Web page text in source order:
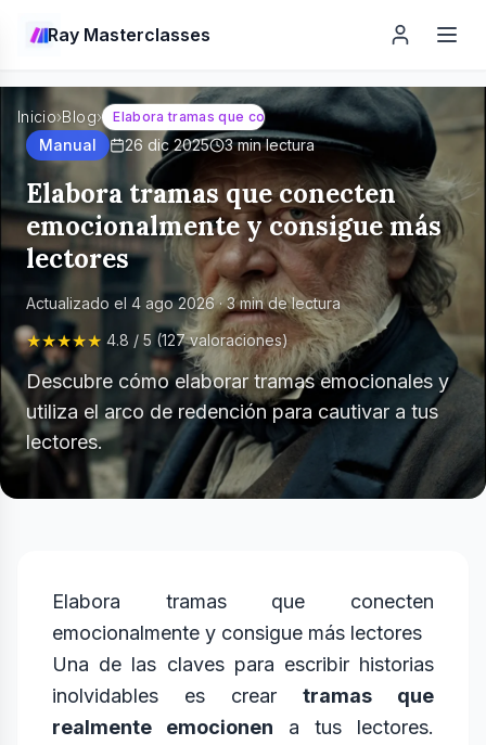
Ray Masterclasses
Inicio›Blog› Elabora tramas que conecten emocionalmente y
Manual 26 dic 2025 3min lectura
Elabora tramas que conecten
emocionalmente y consigue más
lectores
Actualizado el 4 ago 2026·3min de lectura
★★★★★ 4.8 / 5 (127 valoraciones)
Descubre cómo elaborar tramas emocionales y
utiliza el arco de redención para cautivar a tus
lectores.
Elabora tramas que conecten
emocionalmente y consigue más lectores
Una de las claves para escribir historias
inolvidables es crear tramas que
realmente emocionen a tus lectores.